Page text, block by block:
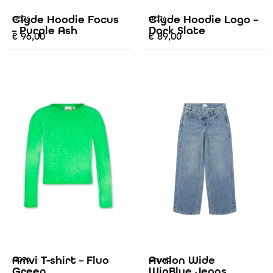
AO76
Clyde Hoodie Focus
– Purple Ash
€ 96,00
AO76
Clyde Hoodie Logo –
Dark Slate
€89,00
AO76
Amvi T-shirt – Fluo
Grunt
Avalon Wide